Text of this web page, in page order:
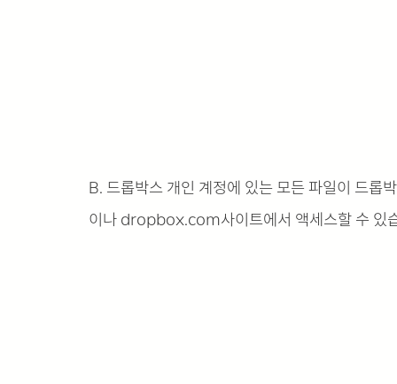
B. 드롭박스 개인 계정에 있는 모든 파일이 드롭
이나 dropbox.com사이트에서 액세스할 수 있